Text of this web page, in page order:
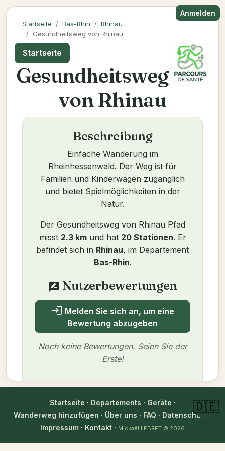
Anmelden
Startseite Bas-Rhin
Rhinau
Gesundheitsweg von Rhinau
Startseite
Gesundheitsweg
von Rhinau
Beschreibung
Einfache Wanderung im
Rheinhessenwald. Der Weg ist für
Familien und Kinderwagen zugänglich
und bietet Spielmöglichkeiten in der
Natur.
Der Gesundheitsweg von Rhinau Pfad
misst 2.3 kmund hat 20 Stationen. Er
befindet sich in Rhinau, im Departement
Bas-Rhin.
rate_review Nutzerbewertungen
login Melden Sie sich an, um eine
Bewertung abzugeben
Noch keine Bewertungen. Seien Sie der
Erste!
Autor
Mickaël LEBRET
verified_userÜberprüft am 25.07.2025
Startseite · Departements · Geräte ·
Wanderweg hinzufügen · Über uns · FAQ · Datenschutz·
Impressum · Kontakt · Mickaël LEBRET © 2026
🇩🇪